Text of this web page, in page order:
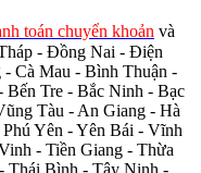
toán chuyển khoản và
- Đồng Nai - Điện
Cà Mau - Bình Thuận -
Tre - Bắc Ninh - Bạc
Tàu - An Giang - Hà
Yên - Yên Bái - Vĩnh
- Tiền Giang - Thừa
Thái Bình - Tây Ninh -